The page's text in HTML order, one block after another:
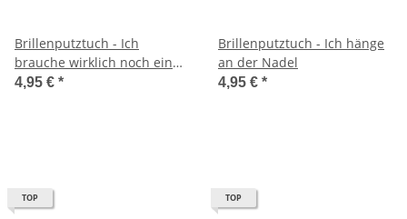
Brillenputztuch - Ich
brauche wirklich noch einen
weiteren Tag zwischen
4,95 € *
Brillenputztuch - Ich hänge
an der Nadel
4,95 € *
TOP TOP